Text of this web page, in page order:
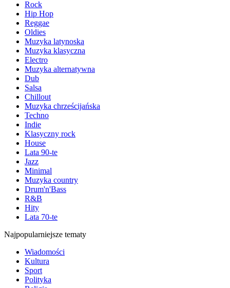
Rock
Hip Hop
Reggae
Oldies
Muzyka latynoska
Muzyka klasyczna
Electro
Muzyka alternatywna
Dub
Salsa
Chillout
Muzyka chrześcijańska
Techno
Indie
Klasyczny rock
House
Lata 90-te
Jazz
Minimal
Muzyka country
Drum'n'Bass
R&B
Hity
Lata 70-te
Najpopularniejsze tematy
Wiadomości
Kultura
Sport
Polityka